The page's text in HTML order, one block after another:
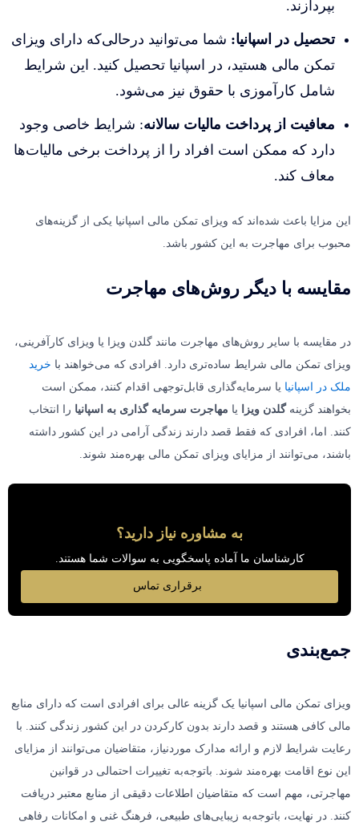
بپردازند.
تحصیل در اسپانیا: شما می‌توانید درحالی‌که دارای ویزای
تمکن مالی هستید، در اسپانیا تحصیل کنید. این شرایط
شامل کارآموزی با حقوق نیز می‌شود.
معافیت از پرداخت مالیات سالانه: شرایط خاصی وجود
دارد که ممکن است افراد را از پرداخت برخی مالیات‌ها
معاف کند.
این مزایا باعث شده‌اند که ویزای تمکن مالی اسپانیا یکی از گزینه‌های
محبوب برای مهاجرت به این کشور باشد.
مقایسه با دیگر روش‌های مهاجرت
در مقایسه با سایر روش‌های مهاجرت مانند گلدن ویزا یا ویزای کارآفرینی،
ویزای تمکن مالی شرایط ساده‌تری دارد. افرادی که می‌خواهند با خرید
ملک در اسپانیا یا سرمایه‌گذاری قابل‌توجهی اقدام کنند، ممکن است
بخواهند گزینهگلدن ویزا یا مهاجرت سرمایه گذاری به اسپانیا را انتخاب
کنند. اما، افرادی که فقط قصد دارند زندگی آرامی در این کشور داشته
باشند، می‌توانند از مزایای ویزای تمکن مالی بهره‌مند شوند.
به مشاوره نیاز دارید؟
کارشناسان ما آماده پاسخگویی به سوالات شما هستند.
برقراری تماس
جمع‌بندی
ویزای تمکن مالی اسپانیا یک گزینه عالی برای افرادی است که دارای منابع
مالی کافی هستند و قصد دارند بدون کارکردن در این کشور زندگی کنند. با
رعایت شرایط لازم و ارائه مدارک موردنیاز، متقاضیان می‌توانند از مزایای
این نوع اقامت بهره‌مند شوند. باتوجه‌به تغییرات احتمالی در قوانین
مهاجرتی، مهم است که متقاضیان اطلاعات دقیقی از منابع معتبر دریافت
کنند. در نهایت، باتوجه‌به زیبایی‌های طبیعی، فرهنگ غنی و امکانات رفاهی